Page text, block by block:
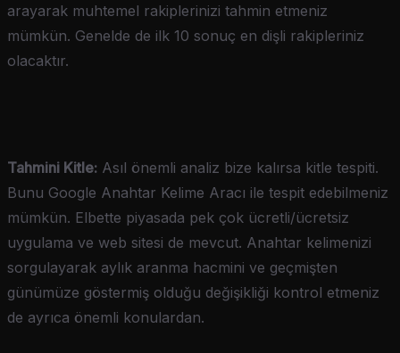
arayarak muhtemel rakiplerinizi tahmin etmeniz
mümkün. Genelde de ilk 10 sonuç en dişli rakipleriniz
olacaktır.
Tahmini Kitle: Asıl önemli analiz bize kalırsa kitle tespiti.
Bunu Google Anahtar Kelime Aracı ile tespit edebilmeniz
mümkün. Elbette piyasada pek çok ücretli/ücretsiz
uygulama ve web sitesi de mevcut. Anahtar kelimenizi
sorgulayarak aylık aranma hacmini ve geçmişten
günümüze göstermiş olduğu değişikliği kontrol etmeniz
de ayrıca önemli konulardan.